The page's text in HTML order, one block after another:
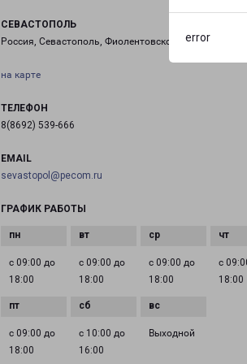
error
СЕВАСТОПОЛЬ
Россия, Севастополь, Фиолентовское шоссе, 1/5
на карте
ТЕЛЕФОН
8(8692) 539-666
EMAIL
sevastopol@pecom.ru
ГРАФИК РАБОТЫ
с 09:00 до
18:00
с 09:00 до
18:00
с 09:00 до
18:00
с
18:00
с 09:00 до
18:00
с 10:00 до
16:00
Выходной